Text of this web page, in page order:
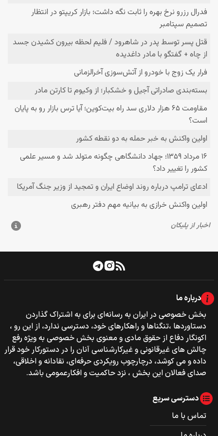
درباره ما
بخش خصوصی‌‌ در ایران به رسانه‌ای برای به اشتراک گذاردن
دستاوردها ،تنگناها و راهکارهای خود، دسترسی ندارد، از این رو ،
اکونگار دفاع از حقوق مادی و معنوی بخش خصوصی به ویژه رفع
چالش های غیرقانونی و غیرکارشناسی آنان را در دستورکار خود قرار
داده و می کوشد، درچارچوب رویکردی حرفه‌ای، نقادانه و اخلاقی،
صدای فعالان این بخش ، نزد حاکمیت و افکارعمومی باشد.
دسترسی سریع
تماس با ما